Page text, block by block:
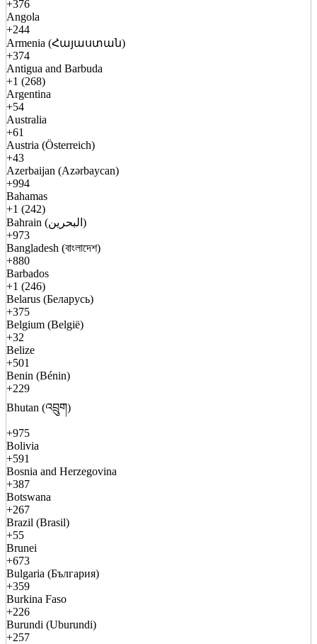
+376
Angola
+244
Armenia (Հայաստան)
+374
Antigua and Barbuda
+1 (268)
Argentina
+54
Australia
+61
Austria (Österreich)
+43
Azerbaijan (Azərbaycan)
+994
Bahamas
+1 (242)
Bahrain (البحرين)
+973
Bangladesh (বাংলাদেশ)
+880
Barbados
+1 (246)
Belarus (Беларусь)
+375
Belgium (België)
+32
Belize
+501
Benin (Bénin)
+229
Bhutan (འབྲུག)
+975
Bolivia
+591
Bosnia and Herzegovina
+387
Botswana
+267
Brazil (Brasil)
+55
Brunei
+673
Bulgaria (България)
+359
Burkina Faso
+226
Burundi (Uburundi)
+257